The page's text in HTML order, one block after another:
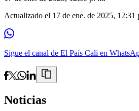
Actualizado el 17 de ene. de 2025, 12:31
Sigue el canal de El País Cali en
Noticias